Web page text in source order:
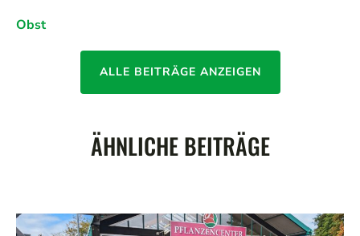
Obst
ALLE BEITRÄGE ANZEIGEN
ÄHNLICHE BEITRÄGE